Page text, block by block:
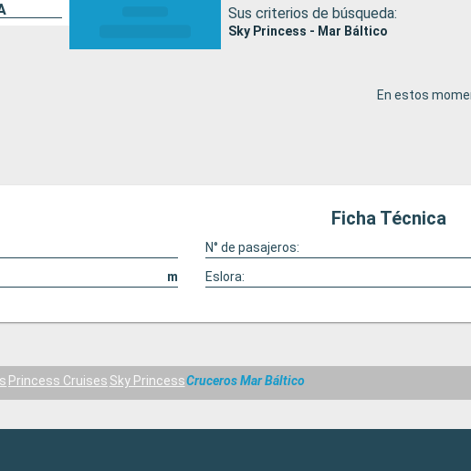
Sus criterios de búsqueda:
Sky Princess - Mar Báltico
En estos
Ficha Técnica
N° de pasajeros:
m Eslora:
Princess Cruises Sky PrincessCruceros Mar Báltico